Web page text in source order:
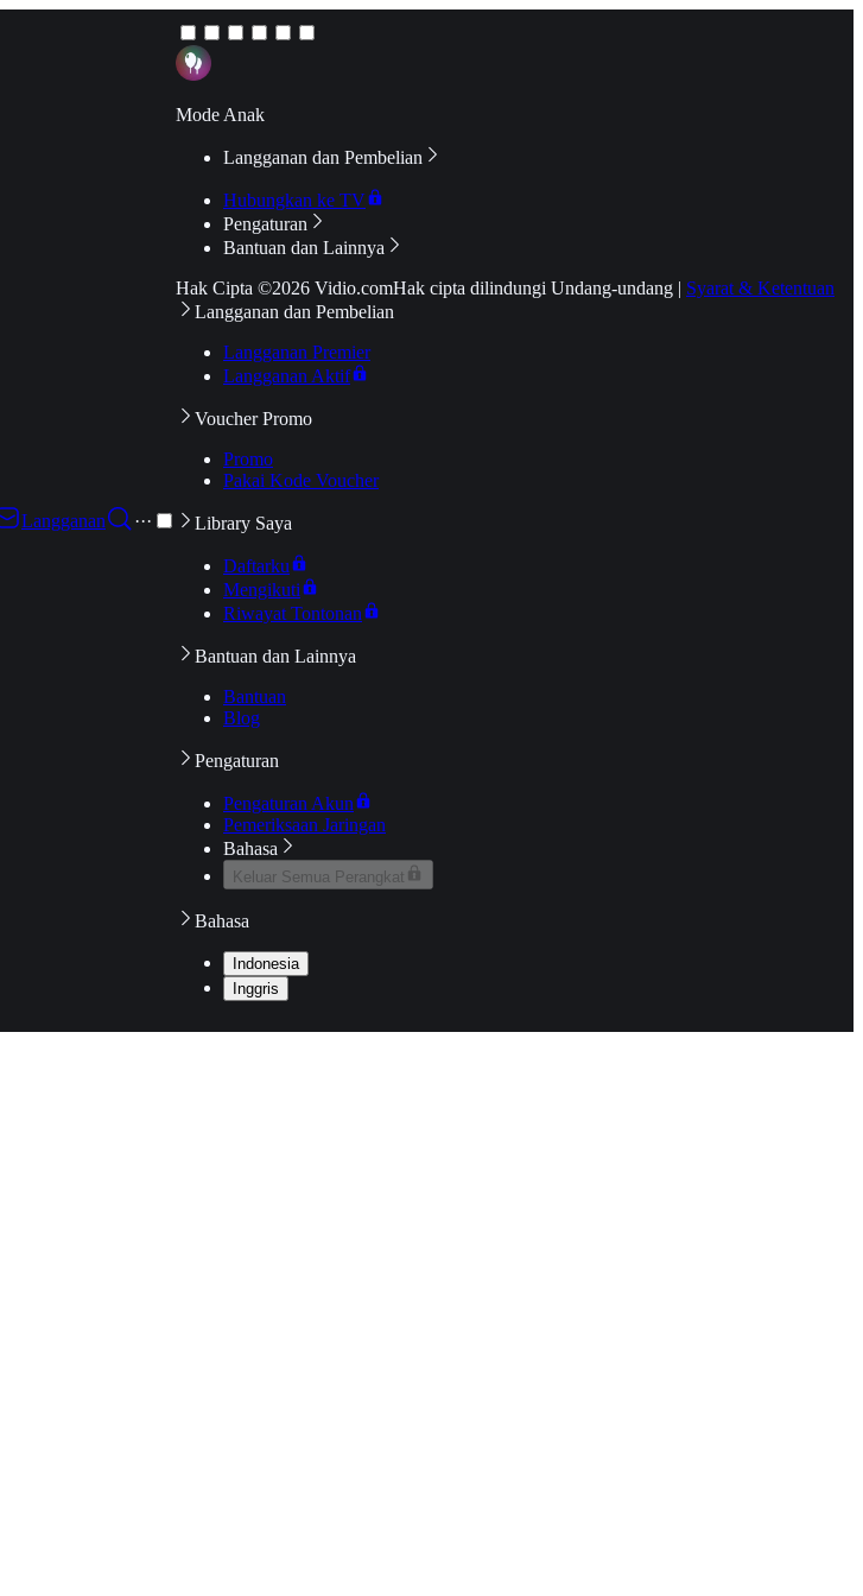
Langganan
···
Mode Anak
Langganan dan Pembelian
Hubungkan ke TV
Pengaturan
Bantuan dan Lainnya
Hak Cipta ©2026 Vidio.comHak cipta dilindungi Undang-undang | Syarat & Ketentuan
Langganan dan Pembelian
Langganan Premier
Langganan Aktif
Voucher Promo
Promo
Pakai Kode Voucher
Library Saya
Daftarku
Mengikuti
Riwayat Tontonan
Bantuan dan Lainnya
Bantuan
Blog
Pengaturan
Pengaturan Akun
Pemeriksaan Jaringan
Bahasa
Keluar Semua Perangkat
Bahasa
Indonesia
Inggris